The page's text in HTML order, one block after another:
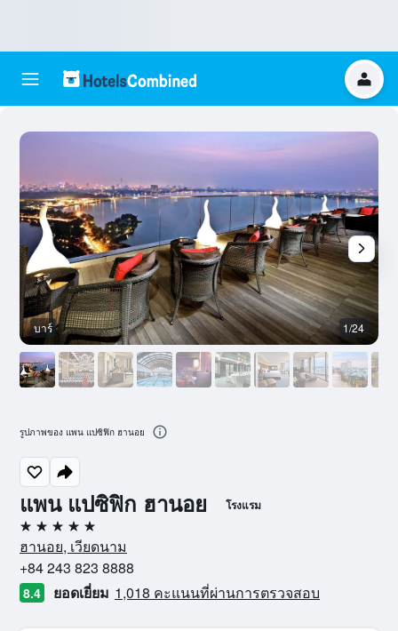
แพน แปซิฟิก ฮานอย โรงแรม
5 ดาว
ฮานอย, เวียดนาม
+84 243 823 8888
8.4 ยอดเยี่ยม 1,018 คะแนนที่ผ่านการตรวจสอบ
บาร์ 1/24
รูปภาพของ แพน แปซิฟิก ฮานอย